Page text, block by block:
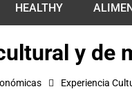
HEALTHY
y de
Experiencia